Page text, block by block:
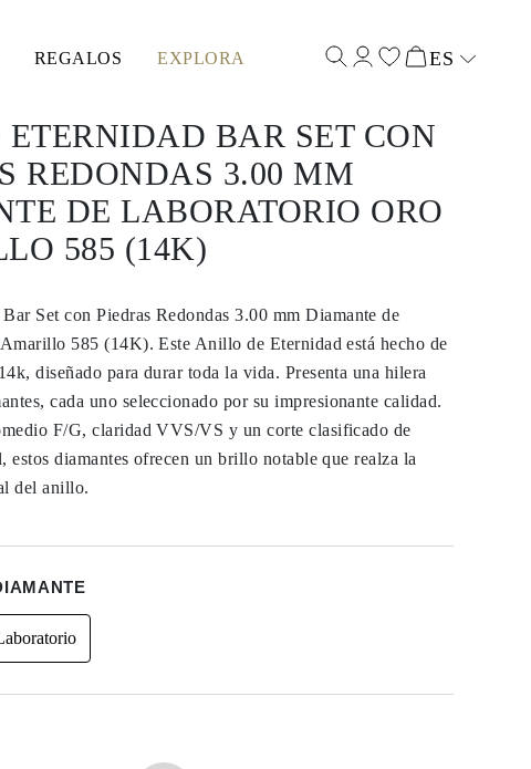
REGALOS EXPLORA ES
BAR SET CON
REDONDAS 3.00 MM
DE LABORATORIO ORO
585 (14K)
Set con Piedras Redondas 3.00 mm Diamante de
585 (14K). Este Anillo de Eternidad está hecho de
diseñado para durar toda la vida. Presenta una hilera
cada uno seleccionado por su impresionante calidad.
F/G, claridad VVS/VS y un corte clasificado de
estos diamantes ofrecen un brillo notable que realza la
del anillo.